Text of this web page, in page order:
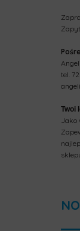
tel.
Twoi
Jako